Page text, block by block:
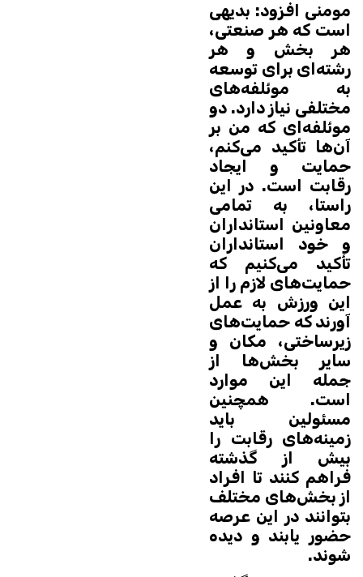
مومنی افزود: بدیهی
است که هر صنعتی،
هر بخش و هر
رشته‌ای برای توسعه
به موئلفه‌های
مختلفی نیاز دارد. دو
موئلفه‌ای که من بر
آن‌ها تأکید می‌کنم،
حمایت و ایجاد
رقابت است. در این
راستا، به تمامی
معاونین استانداران
و خود استانداران
تأکید می‌کنیم که
حمایت‌های لازم را از
این ورزش به عمل
آورند که حمایت‌های
زیرساختی، مکان و
سایر بخش‌ها از
جمله این موارد
است. همچنین
مسئولین باید
زمینه‌های رقابت را
بیش از گذشته
فراهم کنند تا افراد
از بخش‌های مختلف
بتوانند در این عرصه
حضور یابند و دیده
شوند.